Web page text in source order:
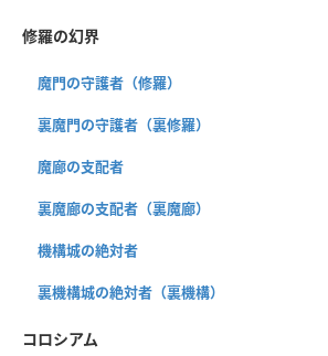
修羅の幻界
魔門の守護者（修羅）
裏魔門の守護者（裏修羅）
魔廊の支配者
裏魔廊の支配者（裏魔廊）
機構城の絶対者
裏機構城の絶対者（裏機構）
コロシアム